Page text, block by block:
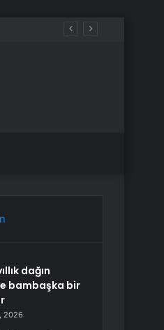
dağın
bambaşka bir
2026